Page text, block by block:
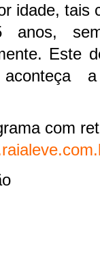
idade, tais
anos,
Este
a
com